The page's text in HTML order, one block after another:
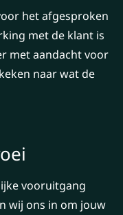
het afgesproken
met de klant is
met aandacht voor
naar wat de
vooruitgang
wij ons in om jouw